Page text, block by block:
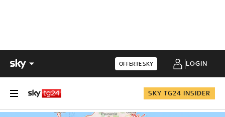
OFFERTE SKY LOGIN
SKY TG24 INSIDER